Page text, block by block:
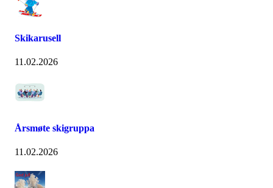
Skikarusell
11.02.2026
Årsmøte skigruppa
11.02.2026